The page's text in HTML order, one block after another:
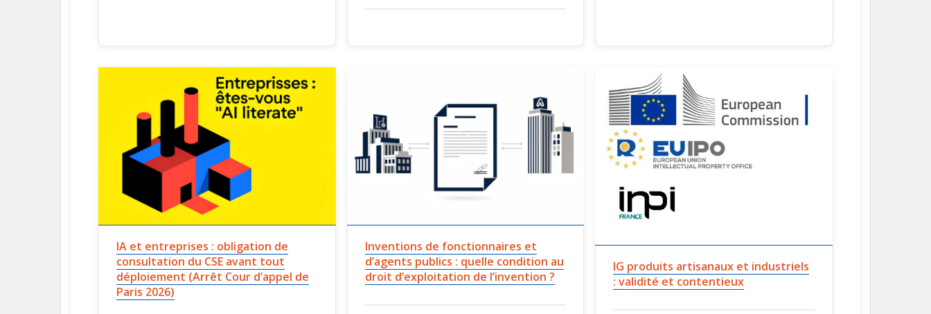
IA et entreprises : obligation de
consultation du CSE avant tout
déploiement (Arrêt Cour d’appel de
Paris 2026)
Inventions de fonctionnaires et
d’agents publics : quelle condition au
droit d’exploitation de l’invention ?
IG produits artisanaux et industriels
: validité et contentieux